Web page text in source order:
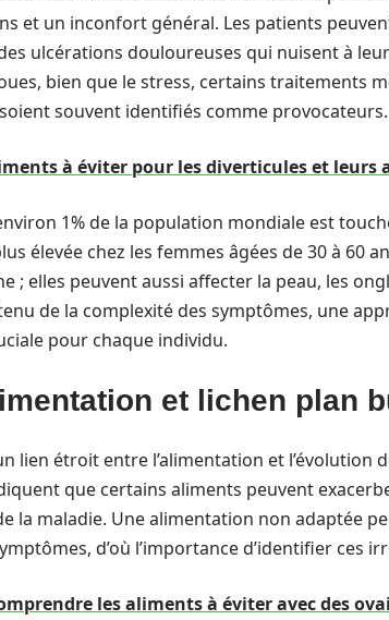
et un inconfort général. Les patients
ulcérations douloureuses qui nuisent à
bien que le stress, certains traitements
souvent identifiés comme provocateurs.
à éviter pour les diverticules et leurs
1% de la population mondiale est
élevée chez les femmes âgées de 30 à 60
; elles peuvent aussi affecter la peau, les
de la complexité des symptômes, une
pour chaque individu.
et lichen plan
lien étroit entre l’alimentation et l’évolution
que certains aliments peuvent
la maladie. Une alimentation non adaptée
d’où l’importance d’identifier ces
les aliments à éviter avec des